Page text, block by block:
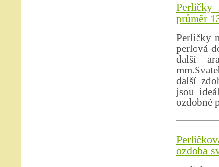
Perličky
průměr
Perličky
perlová
další
další
jsou
ozdobné
ozdoba